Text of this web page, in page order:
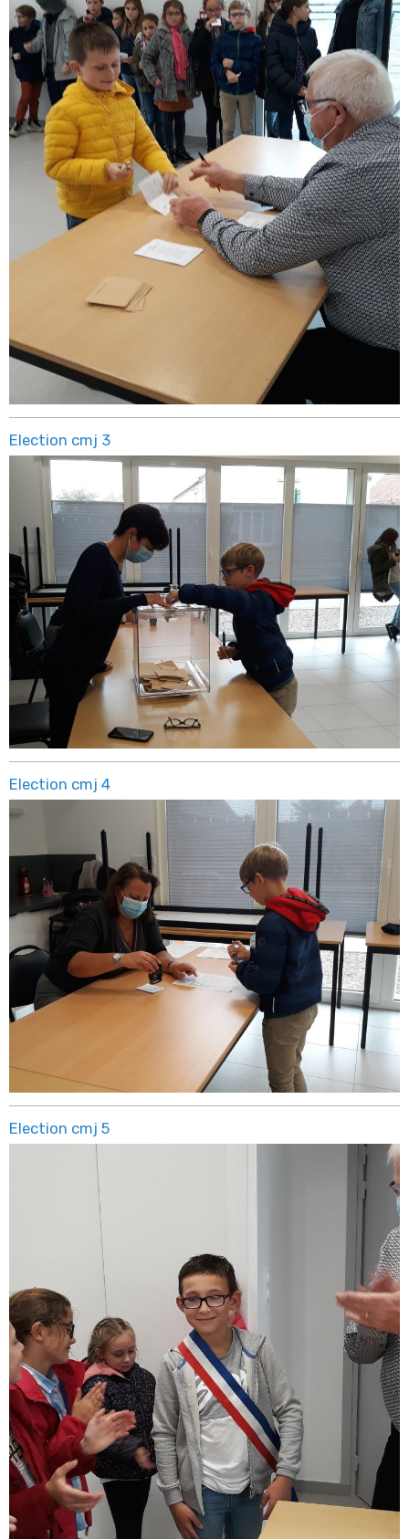
Election cmj 3
Election cmj 4
Election cmj 5